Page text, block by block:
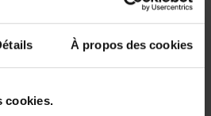
À propos des cookies
cookies.
ses 2 marches à plateaux coins arrondis
soudé garantissant une grande stabilité lors
lui confère une plus grande résistance aux
que ce soit à la maison, au bureau ou
professionnel.